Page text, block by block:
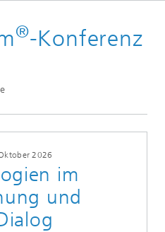
®-Konferenz
2026
im
und